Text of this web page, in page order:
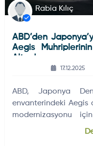
Rabia Kılıç
ABD’den
Aegis
Altında
17.12.2025
ABD, Japonya
envanterindeki Aegis
modernizasyonu
onayladı.